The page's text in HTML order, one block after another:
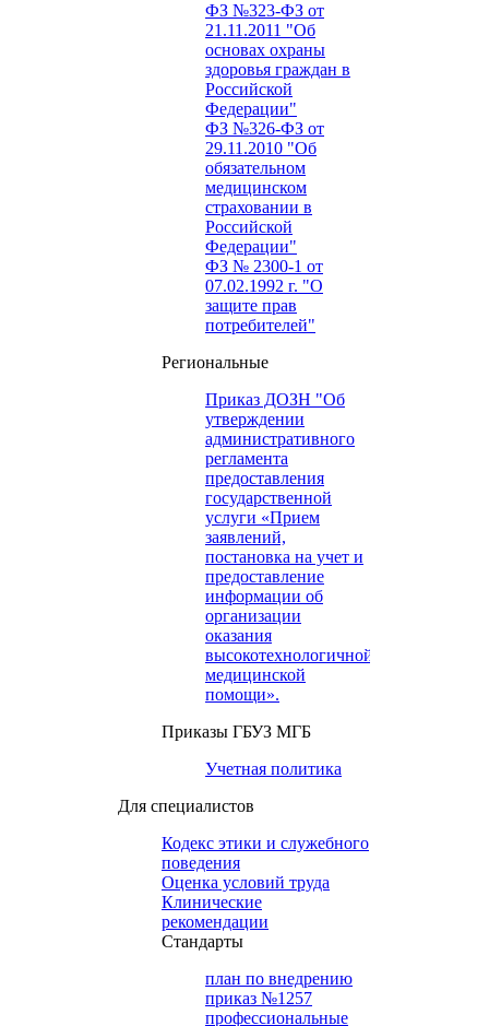
ФЗ №323-ФЗ от
21.11.2011 "Об
основах охраны
здоровья граждан в
Российской
Федерации"
ФЗ №326-ФЗ от
29.11.2010 "Об
обязательном
медицинском
страховании в
Российской
Федерации"
ФЗ № 2300-1 от
07.02.1992 г. "О
защите прав
потребителей"
Региональные
Приказ ДОЗН "Об
утверждении
административного
регламента
предоставления
государственной
услуги «Прием
заявлений,
постановка на учет и
предоставление
информации об
организации
оказания
высокотехнологичной
медицинской
помощи».
Приказы ГБУЗ МГБ
Учетная политика
Для специалистов
Кодекс этики и служебного
поведения
Оценка условий труда
Клинические
рекомендации
Cтандарты
план по внедрению
приказ №1257
профессиональные